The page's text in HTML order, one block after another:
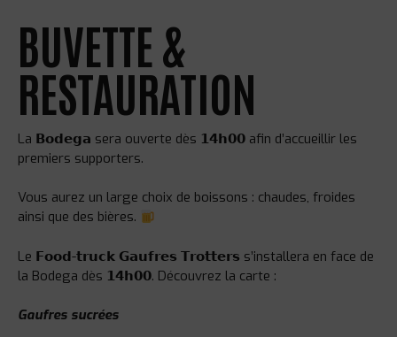
BUVETTE &
RESTAURATION
La 𝗕𝗼𝗱𝗲𝗴𝗮 sera ouverte dès 𝟭𝟰𝗵𝟬𝟬 afin d’accueillir les
premiers supporters.
Vous aurez un large choix de boissons : chaudes, froides
ainsi que des bières.
Le 𝗙𝗼𝗼𝗱-𝘁𝗿𝘂𝗰𝗸 𝗚𝗮𝘂𝗳𝗿𝗲𝘀 𝗧𝗿𝗼𝘁𝘁𝗲𝗿𝘀 s’installera en face de
la Bodega dès 𝟭𝟰𝗵𝟬𝟬. Découvrez la carte :
Gaufres sucrées